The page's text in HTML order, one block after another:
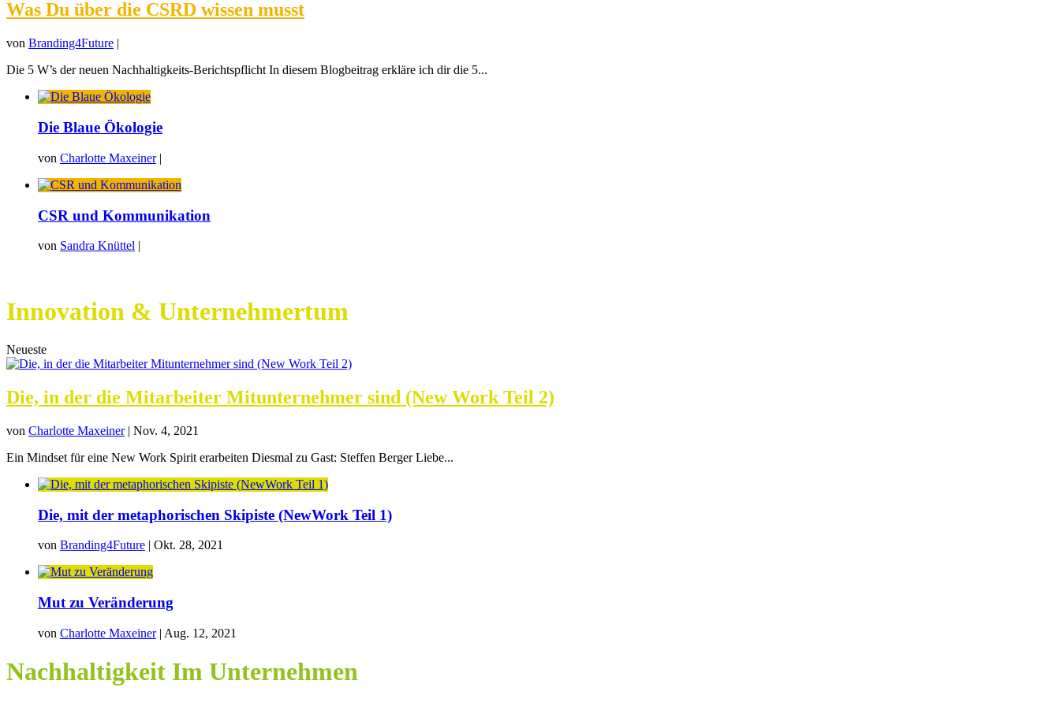
Was Du über die CSRD wissen musst
von Branding4Future |
Die 5 W’s der neuen Nachhaltigkeits-Berichtspflicht In diesem Blogbeitrag erkläre ich dir die 5...
Die Blaue Ökologie
von Charlotte Maxeiner|
CSR und Kommunikation
von Sandra Knüttel |
Innovation & Unternehmertum
Neueste
Die, in der die Mitarbeiter Mitunternehmer sind (New Work Teil 2)
von Charlotte Maxeiner| Nov. 4, 2021
Ein Mindset für eine New Work Spirit erarbeiten Diesmal zu Gast: Steffen Berger Liebe...
Die, mit der metaphorischen Skipiste (NewWork Teil 1)
von Branding4Future | Okt. 28, 2021
Mut zu Veränderung
von Charlotte Maxeiner| Aug. 12, 2021
Nachhaltigkeit Im Unternehmen